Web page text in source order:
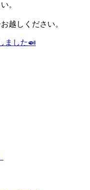
。
越しください。
ました🍛